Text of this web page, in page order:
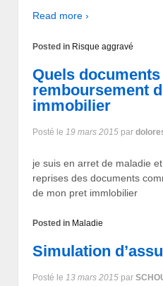
Read more ›
Posted in Risque aggravé
Quels
remboursement
immobilier
Posté le 19 mars 2015 par
je suis en arret de maladie
reprises des documents
de mon pret immlobilier
Posted in Maladie
Simulation
Posté le 13 mars 2015 par